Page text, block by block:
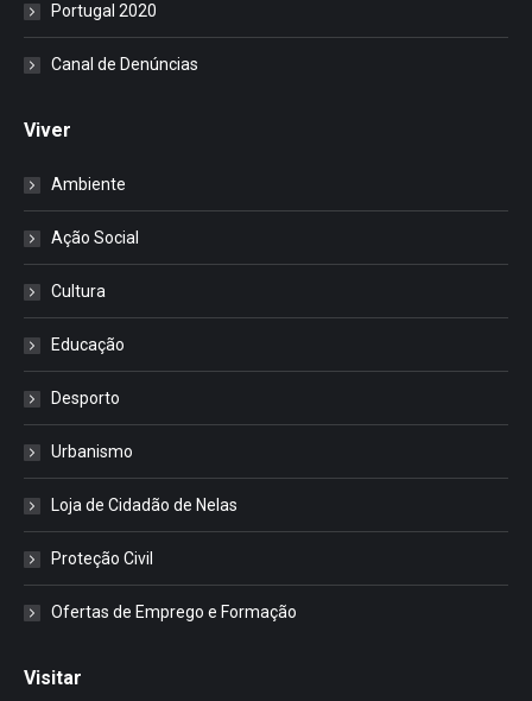
Portugal 2020
Canal de Denúncias
Viver
Ambiente
Ação Social
Cultura
Educação
Desporto
Urbanismo
Loja de Cidadão de Nelas
Proteção Civil
Ofertas de Emprego e Formação
Visitar